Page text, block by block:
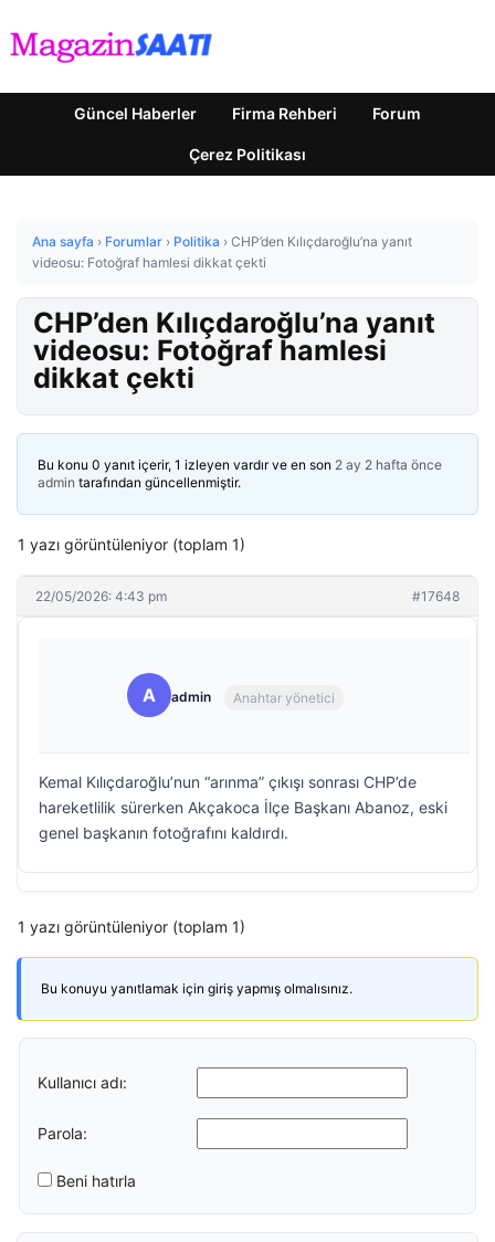
Güncel Haberler Firma Rehberi Forum
Çerez Politikası
Ana sayfa › Forumlar › Politika › CHP’den Kılıçdaroğlu’na yanıt
videosu: Fotoğraf hamlesi dikkat çekti
CHP’den Kılıçdaroğlu’na yanıt
videosu: Fotoğraf hamlesi
dikkat çekti
Bu konu 0 yanıt içerir, 1 izleyen vardır ve en son 2 ay 2 hafta önce
admin tarafından güncellenmiştir.
1 yazı görüntüleniyor (toplam 1)
22/05/2026: 4:43 pm #17648
A admin Anahtar yönetici
Kemal Kılıçdaroğlu’nun “arınma” çıkışı sonrası CHP’de
hareketlilik sürerken Akçakoca İlçe Başkanı Abanoz, eski
genel başkanın fotoğrafını kaldırdı.
1 yazı görüntüleniyor (toplam 1)
Bu konuyu yanıtlamak için giriş yapmış olmalısınız.
Kullanıcı adı:
Parola:
Beni hatırla